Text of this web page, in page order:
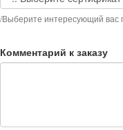
/Выберите интересующий вас
Комментарий к заказу